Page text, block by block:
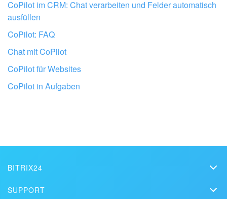
Lassen Sie Ihr Bitrix24 von Profis
CoPilot im CRM: Chat verarbeiten und Felder automatisch
ausfüllen
CoPilot: FAQ
Chat mit CoPilot
CoPilot für Websites
CoPilot in Aufgaben
BITRIX24
SUPPORT